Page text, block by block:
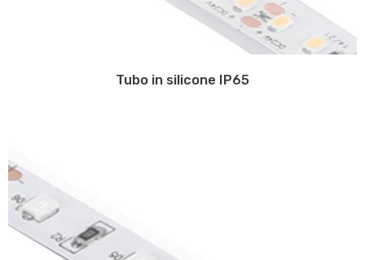
Tubo in silicone IP65